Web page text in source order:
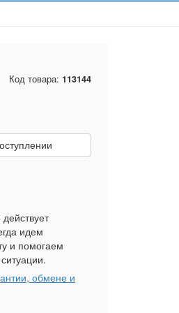
Код товара: 113144
идем
и помогаем
обмене и